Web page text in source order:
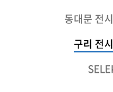
동대문 전
구리 전
세일즈 컨설턴트
전시장 찾기